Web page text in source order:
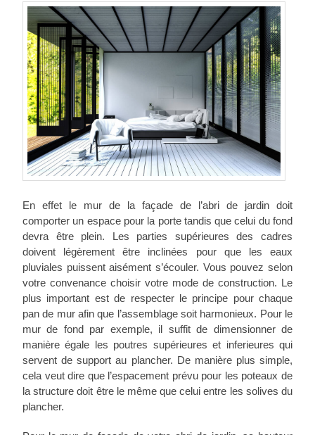
En effet le mur de la façade de l’abri de jardin doit
comporter un espace pour la porte tandis que celui du fond
devra être plein. Les parties supérieures des cadres
doivent légèrement être inclinées pour que les eaux
pluviales puissent aisément s’écouler. Vous pouvez selon
votre convenance choisir votre mode de construction. Le
plus important est de respecter le principe pour chaque
pan de mur afin que l’assemblage soit harmonieux. Pour le
mur de fond par exemple, il suffit de dimensionner de
manière égale les poutres supérieures et inferieures qui
servent de support au plancher. De manière plus simple,
cela veut dire que l’espacement prévu pour les poteaux de
la structure doit être le même que celui entre les solives du
plancher.